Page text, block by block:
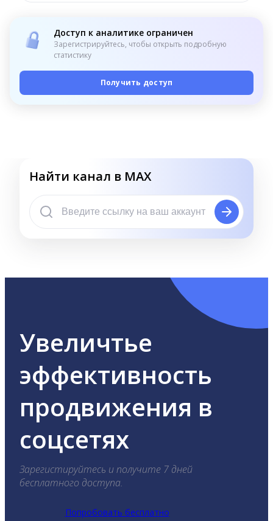
Доступ к аналитике ограничен
Зарегистрируйтесь, чтобы открыть подробную
статистику
Получить доступ
Найти канал в MAX
Увеличтье
эффективность
продвижения в
соцсетях
Зарегистируйтесь и получите 7 дней
бесплатного доступа.
Попробовать бесплатно